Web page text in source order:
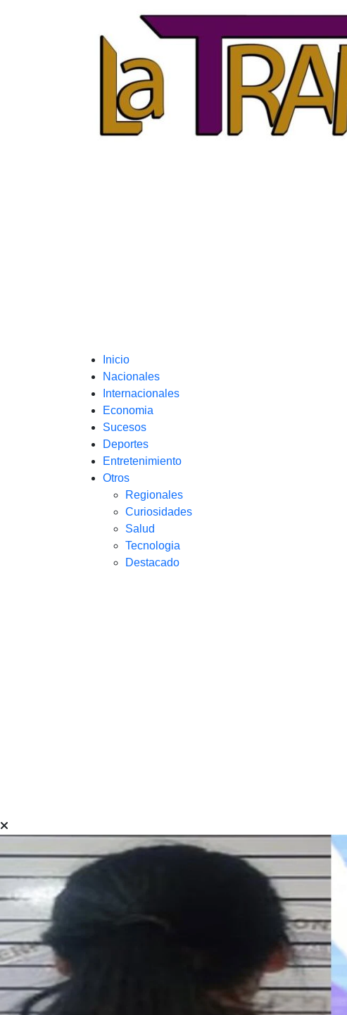
Inicio
Nacionales
Internacionales
Economia
Sucesos
Deportes
Entretenimiento
Otros
Regionales
Curiosidades
Salud
Tecnologia
Destacado